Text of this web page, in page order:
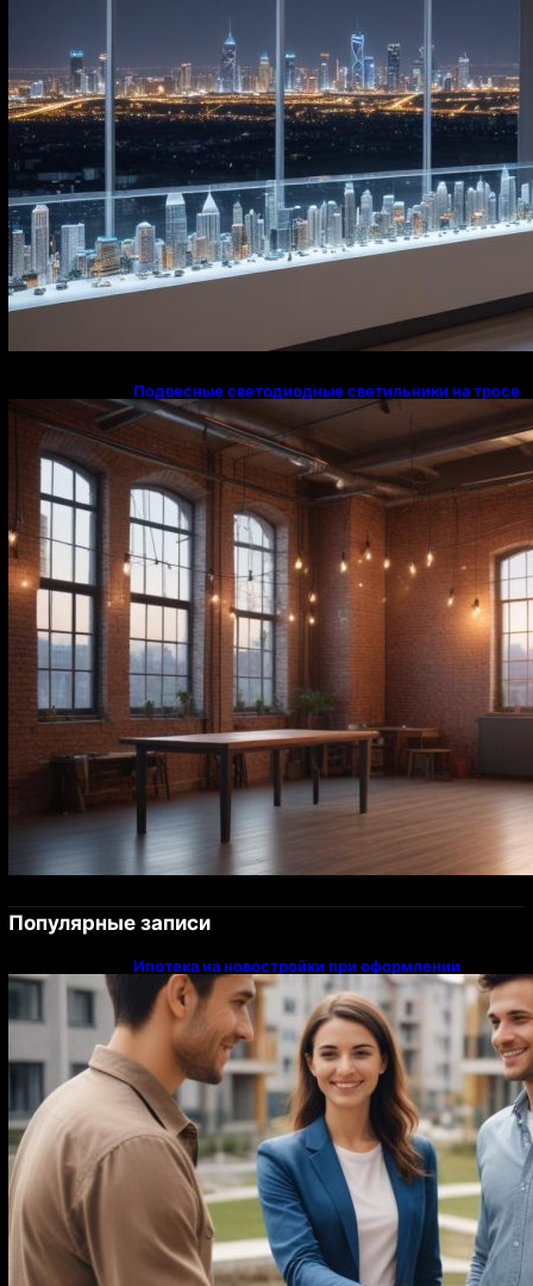
Подвесные светодиодные светильники на тросе
Популярные записи
Ипотека на новостройки при оформлении
напрямую у застройщика